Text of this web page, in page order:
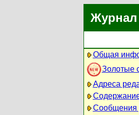
Журнал
Общая
Золотые
Адреса
Сообщения